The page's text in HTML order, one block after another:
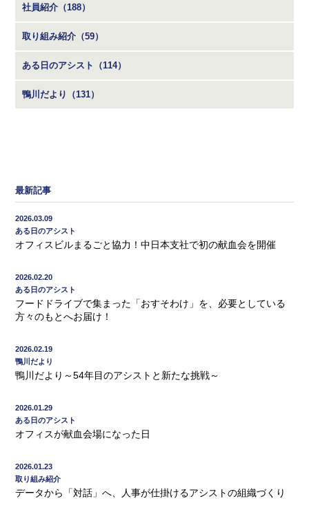
社員紹介（188）
取り組み紹介（59）
ある日のアシスト（114）
鴨川だより（131）
最新記事
2026.03.09
ある日のアシスト
オフィスビルまるごと協力！中日本支社で初の献血会を開催
2026.02.20
ある日のアシスト
フードドライブで集まった「おすそわけ」を、必要としている
方々のもとへお届け！
2026.02.19
鴨川だより
鴨川だより～54年目のアシストと新たな挑戦～
2026.01.29
ある日のアシスト
オフィスが献血会場になった日
2026.01.23
取り組み紹介
データから「対話」へ、人事が仕掛けるアシストの組織づくり